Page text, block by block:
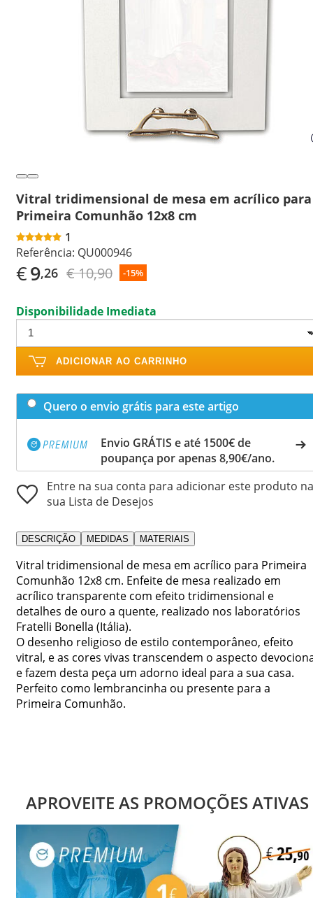
Vitral tridimensional de mesa em acrílico para
Primeira Comunhão 12x8 cm
1
Referência: QU000946
€9,26 € 10,90 -15%
Disponibilidade Imediata
ADICIONAR AO CARRINHO
Quero o envio grátis para este artigo
Envio GRÁTIS e até 1500€ de
poupança por apenas 8,90€/ano.
Entre na sua conta para adicionar este produto na
sua Lista de Desejos
DESCRIÇÃO MEDIDAS MATERIAIS
Vitral tridimensional de mesa em acrílico para Primeira
Comunhão 12x8 cm. Enfeite de mesa realizado em
acrílico transparente com efeito tridimensional e
detalhes de ouro a quente, realizado nos laboratórios
Fratelli Bonella (Itália).
O desenho religioso de estilo contemporâneo, efeito
vitral, e as cores vivas transcendem o aspecto
e fazem desta peça um adorno ideal para a sua casa.
Perfeito como lembrancinha ou presente para a
Primeira Comunhão.
APROVEITE AS PROMOÇÕES ATIVAS